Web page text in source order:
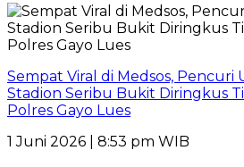
Sempat Viral di Medsos, Pencuri
Stadion Seribu Bukit Diringkus
Polres Gayo Lues
1 Juni 2026 | 8:53 pm WIB